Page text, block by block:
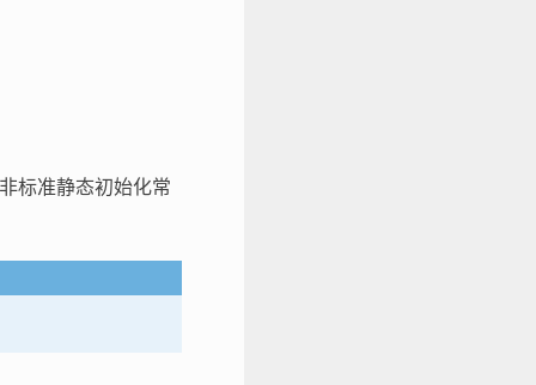
标准静态初始化常